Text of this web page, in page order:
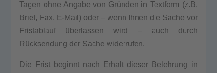
Tagen ohne Anga­be von Gründen in Text­form (z.B.
Brief, Fax, E‑Mail) oder – wenn Ihnen die Sache vor
Frist­ab­lauf überlassen wird – auch durch
Rücksendung der Sache wider­ru­fen.
Die Frist beginnt nach Erhalt die­ser Beleh­rung in